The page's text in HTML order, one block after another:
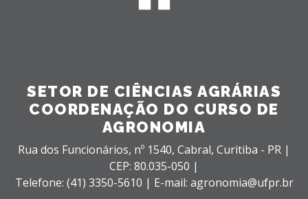
SETOR DE CIÊNCIAS AGRÁRIAS
COORDENAÇÃO DO CURSO DE
AGRONOMIA
Rua dos Funcionários, nº 1540, Cabral, Curitiba - PR |
CEP: 80.035-050 |
Telefone: (41) 3350-5610 | E-mail: agronomia@ufpr.br